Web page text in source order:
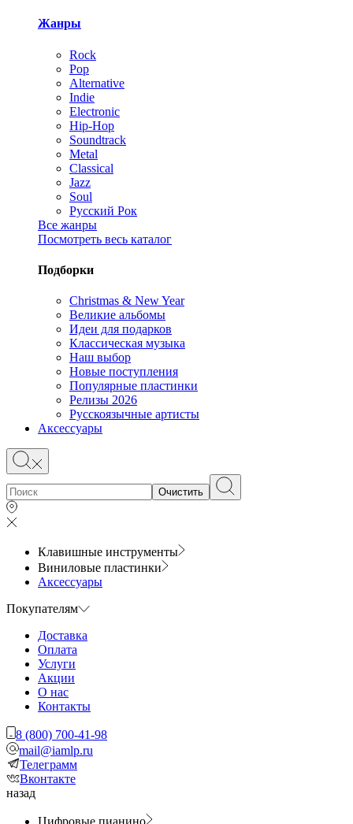
Жанры
Rock
Pop
Alternative
Indie
Electronic
Hip-Hop
Soundtrack
Metal
Classical
Jazz
Soul
Русский Рок
Все жанры
Посмотреть весь каталог
Подборки
Christmas & New Year
Великие альбомы
Идеи для подарков
Классическая музыка
Наш выбор
Новые поступления
Популярные пластинки
Релизы 2026
Русскоязычные артисты
Аксессуары
Очистить
Клавишные инструменты
Виниловые пластинки
Аксессуары
Покупателям
Доставка
Оплата
Услуги
Акции
О нас
Контакты
8 (800) 700-41-98
mail@iamlp.ru
Телеграмм
Вконтакте
назад
Цифровые пианино